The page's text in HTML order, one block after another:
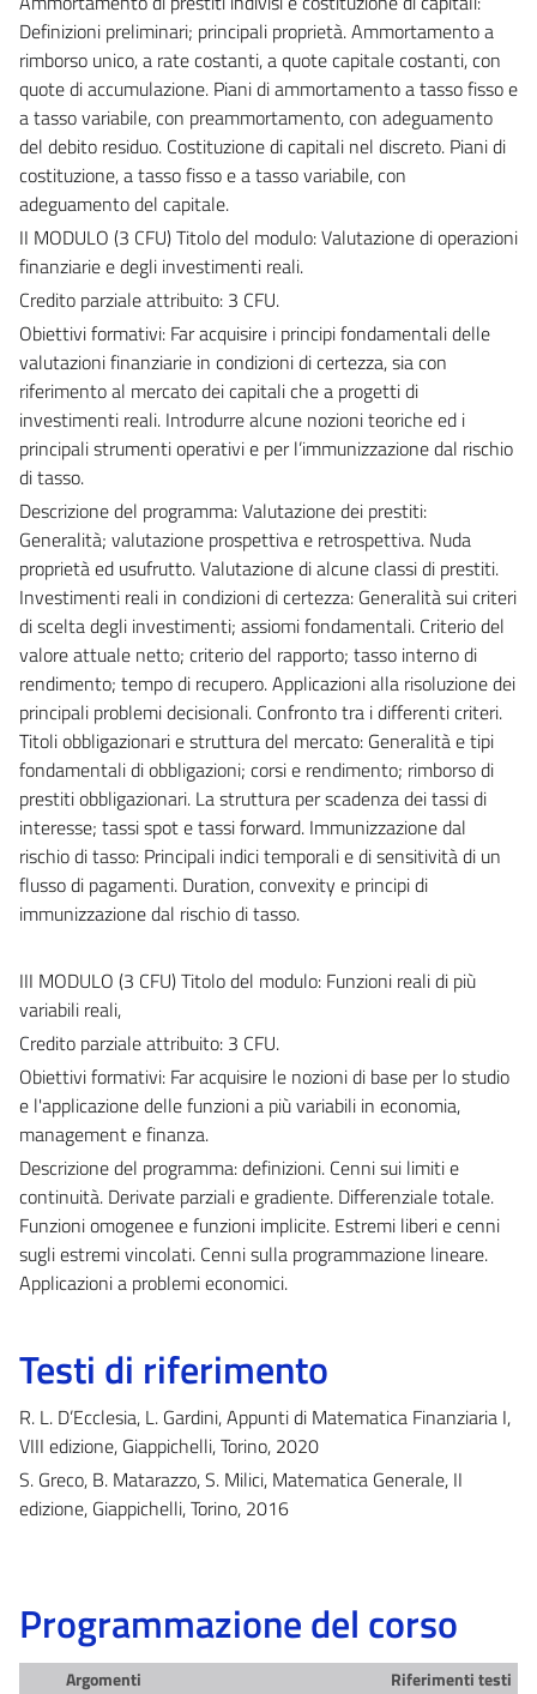
Definizioni preliminari; principali proprietà. Ammortamento a
rimborso unico, a rate costanti, a quote capitale costanti, con
quote di accumulazione. Piani di ammortamento a tasso fisso e
a tasso variabile, con preammortamento, con adeguamento
del debito residuo. Costituzione di capitali nel discreto. Piani di
costituzione, a tasso fisso e a tasso variabile, con
adeguamento del capitale.
II MODULO (3 CFU) Titolo del modulo: Valutazione di operazioni
finanziarie e degli investimenti reali.
Credito parziale attribuito: 3 CFU.
Obiettivi formativi: Far acquisire i principi fondamentali delle
valutazioni finanziarie in condizioni di certezza, sia con
riferimento al mercato dei capitali che a progetti di
investimenti reali. Introdurre alcune nozioni teoriche ed i
principali strumenti operativi e per l’immunizzazione dal rischio
di tasso.
Descrizione del programma: Valutazione dei prestiti:
Generalità; valutazione prospettiva e retrospettiva. Nuda
proprietà ed usufrutto. Valutazione di alcune classi di prestiti.
Investimenti reali in condizioni di certezza: Generalità sui criteri
di scelta degli investimenti; assiomi fondamentali. Criterio del
valore attuale netto; criterio del rapporto; tasso interno di
rendimento; tempo di recupero. Applicazioni alla risoluzione dei
principali problemi decisionali. Confronto tra i differenti criteri.
Titoli obbligazionari e struttura del mercato: Generalità e tipi
fondamentali di obbligazioni; corsi e rendimento; rimborso di
prestiti obbligazionari. La struttura per scadenza dei tassi di
interesse; tassi spot e tassi forward. Immunizzazione dal
rischio di tasso: Principali indici temporali e di sensitività di un
flusso di pagamenti. Duration, convexity e principi di
immunizzazione dal rischio di tasso.
III MODULO (3 CFU) Titolo del modulo: Funzioni reali di più
variabili reali,
Credito parziale attribuito: 3 CFU.
Obiettivi formativi: Far acquisire le nozioni di base per lo studio
e l'applicazione delle funzioni a più variabili in economia,
management e finanza.
Descrizione del programma: definizioni. Cenni sui limiti e
continuità. Derivate parziali e gradiente. Differenziale totale.
Funzioni omogenee e funzioni implicite. Estremi liberi e cenni
sugli estremi vincolati. Cenni sulla programmazione lineare.
Applicazioni a problemi economici.
Testi di riferimento
R. L. D’Ecclesia, L. Gardini, Appunti di Matematica Finanziaria I,
VIII edizione, Giappichelli, Torino, 2020
S. Greco, B. Matarazzo, S. Milici, Matematica Generale, II
edizione, Giappichelli, Torino, 2016
Programmazione del corso
Argomenti
Riferimenti testi